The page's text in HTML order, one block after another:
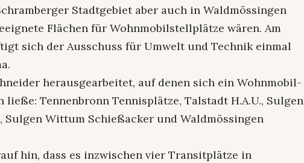
Stadtgebiet aber auch in Waldmössingen
Flächen für Wohnmobilstellplätze wären. Am
sich der Ausschuss für Umwelt und Technik einmal
herausgearbeitet, auf denen sich ein Wohnmobil-
ließe: Tennenbronn Tennisplätze, Talstadt H.A.U., Sulgen
Wittum Schießacker und Waldmössingen
hin, dass es inzwischen vier Transitplätze in